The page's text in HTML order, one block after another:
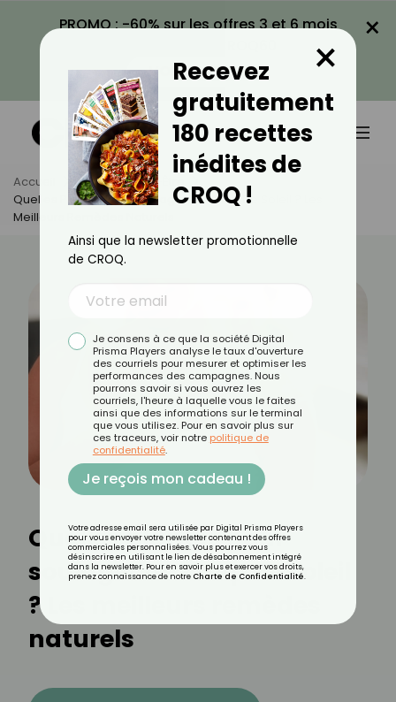
PROMO : -60% sur les offres 3 et 6 mois
VOIR LA PROMO
×
Accueil Actus
Bien-Être
Quelles Plantes Pour Soulager Un Coup De Soleil ? Les
Meilleurs Remèdes Naturels
Quelles plantes pour
soulager un coup de soleil
? Les meilleurs remèdes
naturels
Recevez
gratuitement
180 recettes
inédites de
CROQ !
×
Ainsi que la newsletter promotionnelle
de CROQ.
Je consens à ce que la société Digital
Prisma Players analyse le taux d'ouverture
des courriels pour mesurer et optimiser les
performances des campagnes. Nous
pourrons savoir si vous ouvrez les
courriels, l'heure à laquelle vous le faites
ainsi que des informations sur le terminal
que vous utilisez. Pour en savoir plus sur
ces traceurs, voir notre politique de
confidentialité.
Je reçois mon cadeau !
Votre adresse email sera utilisée par Digital Prisma Players
pour vous envoyer votre newsletter contenant des offres
commerciales personnalisées. Vous pourrez vous
désinscrire en utilisant le lien de désabonnement intégré
dans la newsletter. Pour en savoir plus et exercer vos droits,
prenez connaissance de notre Charte de Confidentialité.